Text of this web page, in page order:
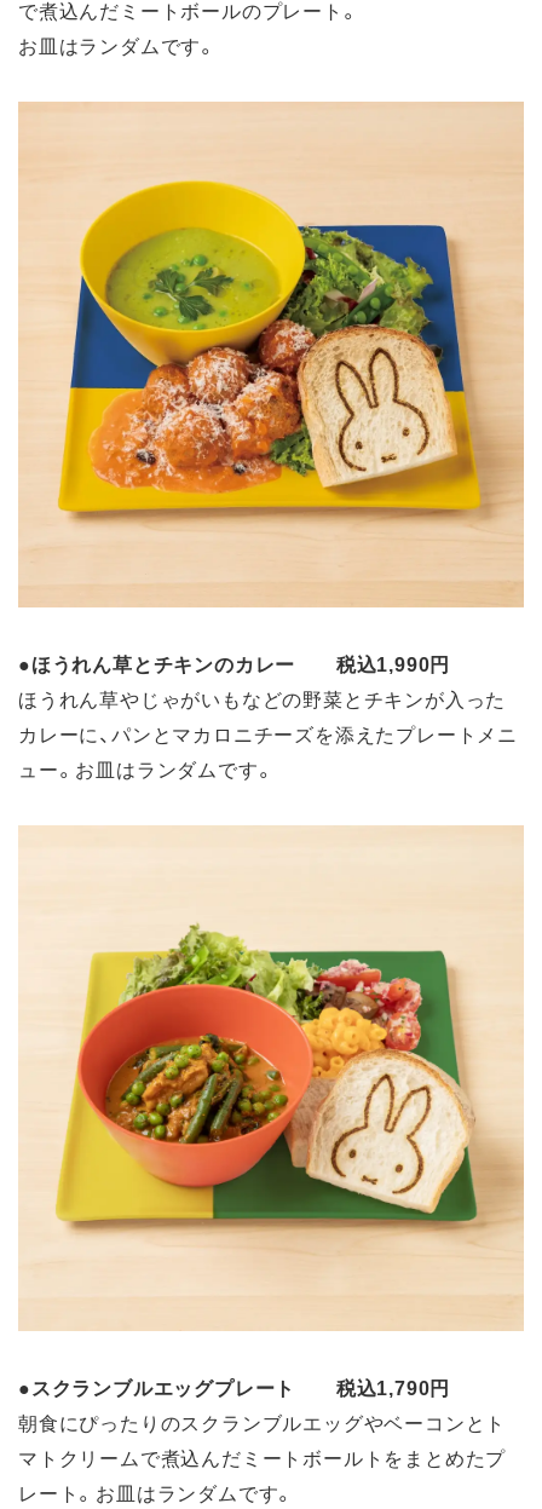
で煮込んだミートボールのプレート。
お皿はランダムです。
●ほうれん草とチキンのカレー 税込1,990円
ほうれん草やじゃがいもなどの野菜とチキンが入った
カレーに、パンとマカロニチーズを添えたプレートメニ
ュー。お皿はランダムです。
●スクランブルエッグプレート 税込1,790円
朝食にぴったりのスクランブルエッグやベーコンとト
マトクリームで煮込んだミートボールトをまとめたプ
レート。お皿はランダムです。